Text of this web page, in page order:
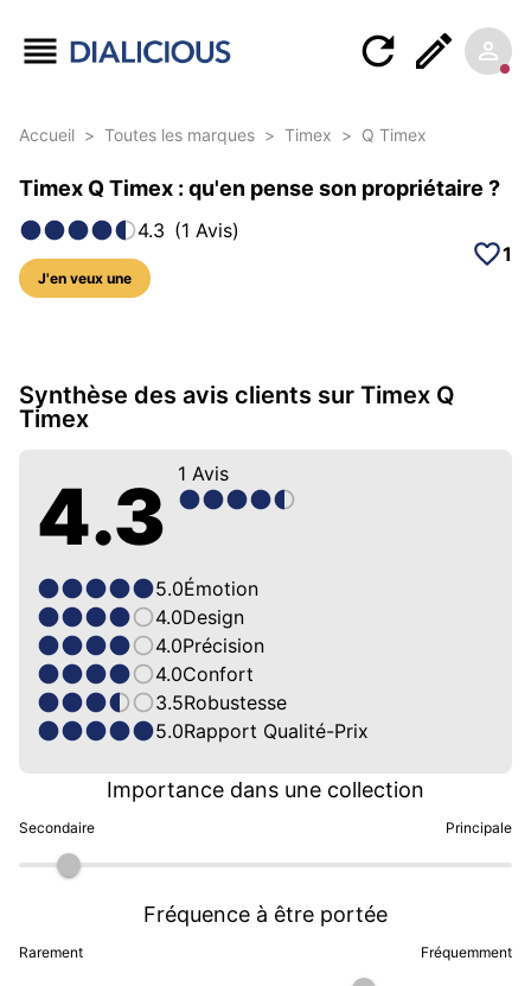
Accueil > Toutes les marques > Timex > Q Timex
Timex Q Timex : qu'en pense son propriétaire ?
4.3 (1 Avis)
J'en veux une
1
5 photos sur ce modèle
Synthèse des avis clients sur Timex Q
Timex
4.3 1 Avis
5.0Émotion
4.0Design
4.0Précision
4.0Confort
3.5Robustesse
5.0Rapport Qualité-Prix
Secondaire
Importance dans une collection
Principale
Rarement
Fréquence à être portée
Fréquemment